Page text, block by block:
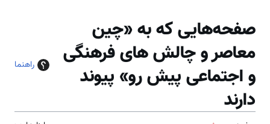
صفحه‌هایی که به «چین
معاصر و چالش های فرهنگی
و اجتماعی پیش رو» پیوند
دارند
راهنما